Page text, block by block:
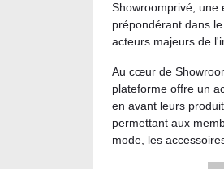
Showroomprivé, une
prépondérant dans
acteurs majeurs de
Au cœur de
plateforme offre un
en avant leurs
permettant aux
mode, les